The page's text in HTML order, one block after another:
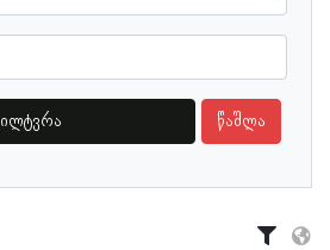
წაშლა